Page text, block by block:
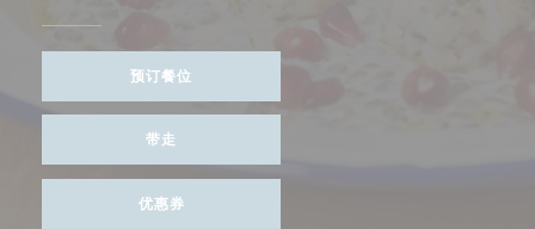
预订餐位
带走
优惠券